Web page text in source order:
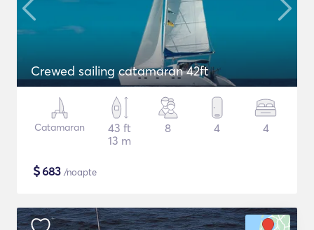
Crewed sailing catamaran 42ft
Catamaran
43 ft
13 m
8 4 4
$683 /noapte